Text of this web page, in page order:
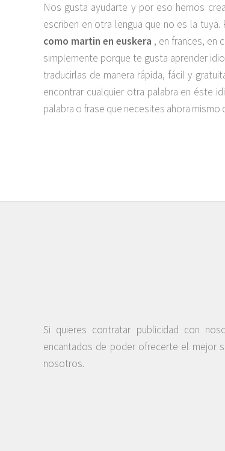
Nos gusta ayudarte y por eso hemos
escriben en otra lengua que no es la
como martin en euskera , en frances, en
simplemente porque te gusta aprender
traducirlas de manera rápida, fácil y
encontrar cualquier otra palabra en éste
palabra o frase que necesites ahora mismo
Si quieres contratar publicidad con
encantados de poder ofrecerte el mejor
nosotros.